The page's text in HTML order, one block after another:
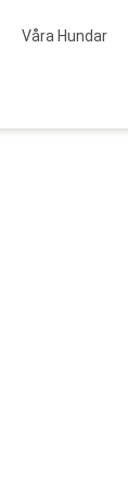
Våra Hundar